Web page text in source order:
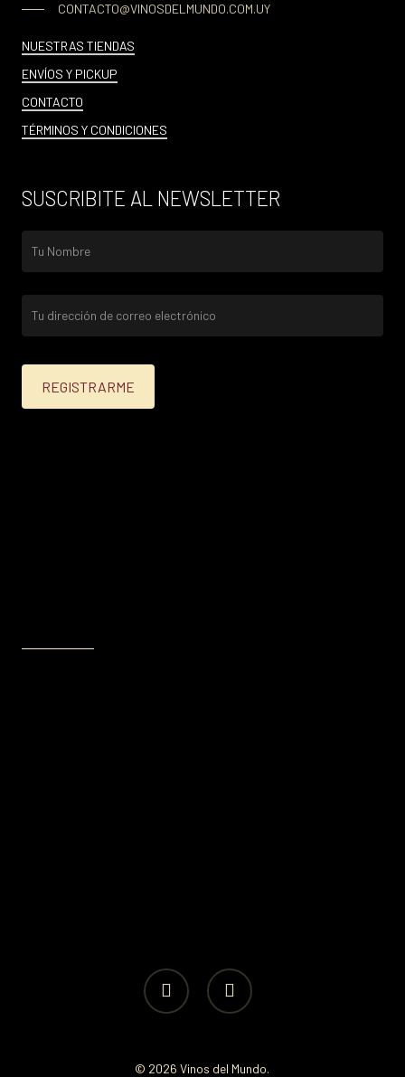
CONTACTO@VINOSDELMUNDO.COM.UY
NUESTRAS TIENDAS
ENVÍOS Y PICKUP
CONTACTO
TÉRMINOS Y CONDICIONES
SUSCRIBITE AL NEWSLETTER
facebook instagram
© 2026 Vinos del Mundo.